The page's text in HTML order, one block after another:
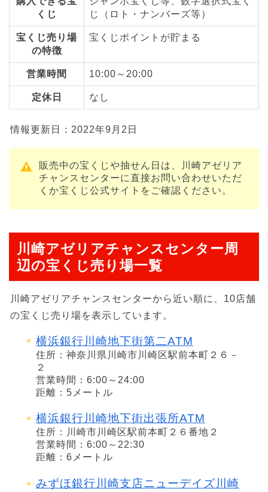
くじ
じ（ロト・ナンバーズ等）
宝くじ売り場
の特徴
宝くじポイントが貯まる
営業時間 10:00～20:00
定休日 なし
情報更新日：2022年9月2日
販売中の宝くじや抽せん日は、川崎アゼリア
チャンスセンターに直接お問い合わせいただ
くか宝くじ公式サイトをご確認ください。
川崎アゼリアチャンスセンター周
辺の宝くじ売り場一覧
川崎アゼリアチャンスセンターから近い順に、10店舗
の宝くじ売り場を表示しています。
横浜銀行川崎地下街第二ATM
住所：神奈川県川崎市川崎区駅前本町２６－
２
営業時間：6:00～24:00
距離：5メートル
横浜銀行川崎地下街出張所ATM
住所：川崎市川崎区駅前本町２６番地２
営業時間：6:00～22:30
距離：6メートル
みずほ銀行川崎支店ニューデイズ川崎